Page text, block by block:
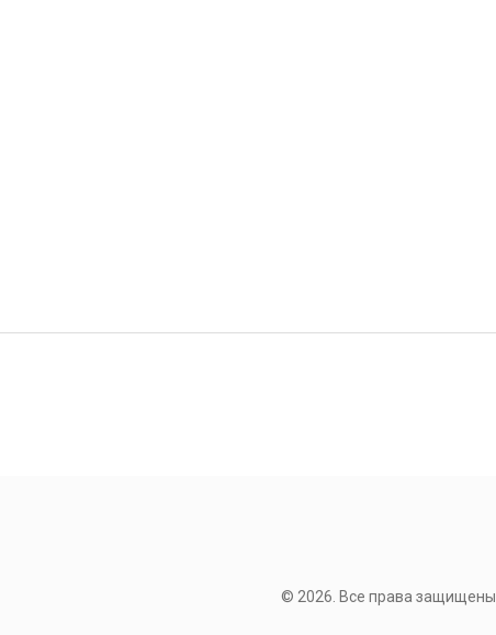
© 2026. Все права защищены.